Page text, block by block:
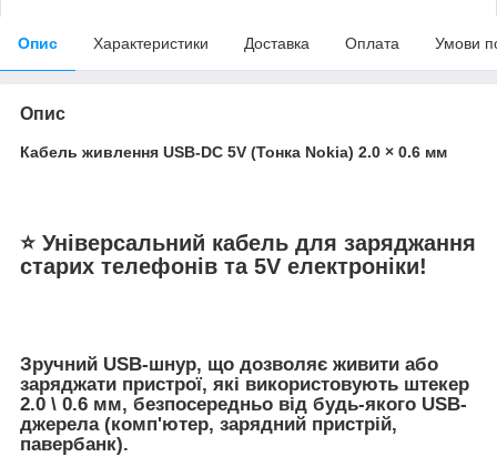
Опис Характеристики Доставка Оплата Умови
Опис
Кабель живлення USB-DC 5V (Тонка Nokia) 2.0 × 0.6 мм
⭐ Універсальний кабель для заряджання
старих телефонів та 5V електроніки!
Зручний USB-шнур, що дозволяє живити або
заряджати пристрої, які використовують штекер
2.0 \ 0.6 мм, безпосередньо від будь-якого USB-
джерела (комп'ютер, зарядний пристрій,
павербанк).